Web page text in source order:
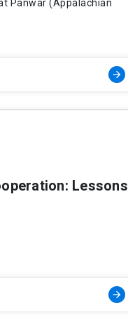
Panwar (Appalachian
arrow_forward
Lessons
arrow_forward